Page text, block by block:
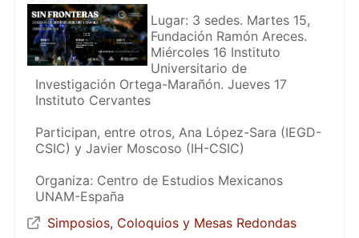
Lugar: 3 sedes. Martes 15,
Fundación Ramón Areces.
Miércoles 16 Instituto
Universitario de
Investigación Ortega-Marañón. Jueves 17
Instituto Cervantes
Participan, entre otros, Ana López-Sara (IEGD-
CSIC) y Javier Moscoso (IH-CSIC)
Organiza: Centro de Estudios Mexicanos
UNAM-España
Simposios, Coloquios y Mesas Redondas